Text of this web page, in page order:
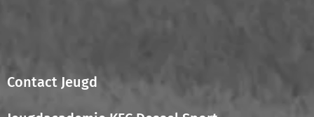
Contact Jeugd